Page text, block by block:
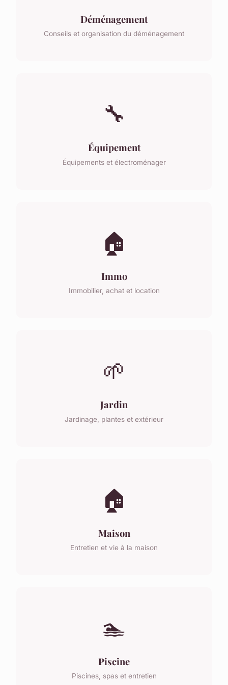
Déménagement
Conseils et organisation du déménagement
🔧
Équipement
Équipements et électroménager
🏠
Immo
Immobilier, achat et location
🌱
Jardin
Jardinage, plantes et extérieur
🏠
Maison
Entretien et vie à la maison
🏊
Piscine
Piscines, spas et entretien